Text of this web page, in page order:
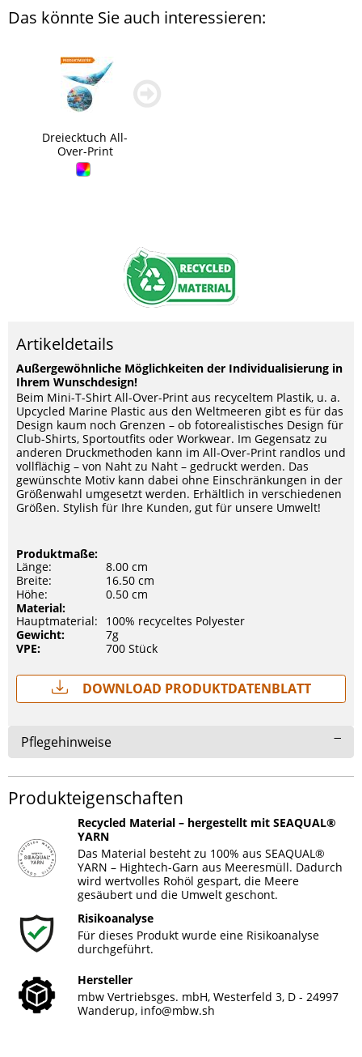
Das könnte Sie auch interessieren:
Dreiecktuch All-
Over-Print
Artikeldetails
Außergewöhnliche Möglichkeiten der Individualisierung in
Ihrem Wunschdesign!
Beim Mini-T-Shirt All-Over-Print aus recyceltem Plastik, u. a.
Upcycled Marine Plastic aus den Weltmeeren gibt es für das
Design kaum noch Grenzen – ob fotorealistisches Design für
Club-Shirts, Sportoutfits oder Workwear. Im Gegensatz zu
anderen Druckmethoden kann im All-Over-Print randlos und
vollflächig – von Naht zu Naht – gedruckt werden. Das
gewünschte Motiv kann dabei ohne Einschränkungen in der
Größenwahl umgesetzt werden. Erhältlich in verschiedenen
Größen. Stylish für Ihre Kunden, gut für unsere Umwelt!
Produktmaße:
Länge:
8.00 cm
Breite:
16.50 cm
Höhe:
0.50 cm
Material:
Hauptmaterial:
100% recyceltes Polyester
Gewicht:
7g
VPE:
700 Stück
Download Produktdatenblatt
Pflegehinweise
Produkteigenschaften
Recycled Material – hergestellt mit SEAQUAL®
YARN
Das Material besteht zu 100% aus SEAQUAL®
YARN – Hightech-Garn aus Meeresmüll. Dadurch
wird wertvolles Rohöl gespart, die Meere
gesäubert und die Umwelt geschont.
Risikoanalyse
Für dieses Produkt wurde eine Risikoanalyse
durchgeführt.
Hersteller
mbw Vertriebsges. mbH, Westerfeld 3, D - 24997
Wanderup, info@mbw.sh